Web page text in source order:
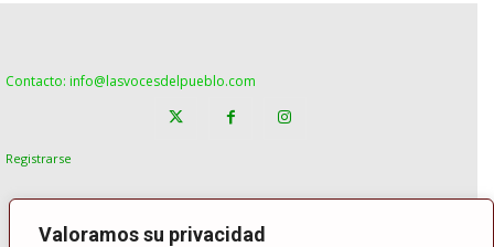
Valoramos su privacidad
Contacto: info@lasvocesdelpueblo.com
Registrarse